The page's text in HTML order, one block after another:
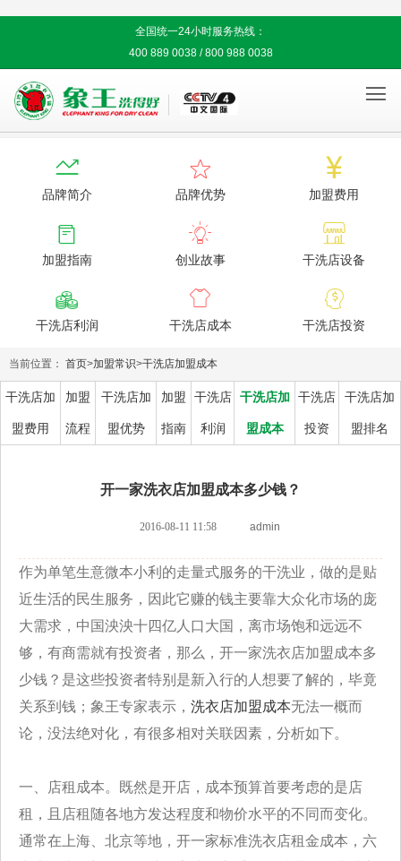
全国统一24小时服务热线：
400 889 0038 / 800 988 0038


品牌简介

品牌优势

加盟费用

加盟指南

创业故事

干洗店设备

干洗店利润

干洗店成本

干洗店投资
当前位置： 首页>加盟常识>干洗店加盟成本
干洗店加
盟费用
加盟
流程
干洗店加
盟优势
加盟
指南
干洗店
利润
干洗店加
盟成本
干洗店
投资
干洗店加
盟排名
开一家洗衣店加盟成本多少钱？
2016-08-11 11:58 admin
作为单笔生意微本小利的走量式服务的干洗业，做的是贴
近生活的民生服务，因此它赚的钱主要靠大众化市场的庞
大需求，中国泱泱十四亿人口大国，离市场饱和远远不
够，有商需就有投资者，那么，开一家洗衣店加盟成本多
少钱？是这些投资者特别是新入行的人想要了解的，毕竟
关系到钱；象王专家表示， 洗衣店加盟成本无法一概而
论，没法绝对化，有很多相对关联因素，分析如下。
一、店租成本。既然是开店，成本预算首要考虑的是店
租，且店租随各地方发达程度和物价水平的不同而变化。
通常在上海、北京等地，开一家标准洗衣店租金成本，六